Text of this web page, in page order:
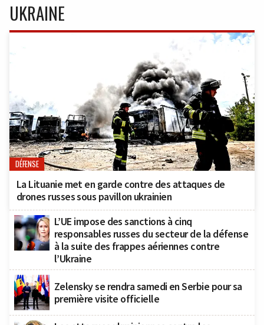
UKRAINE
DÉFENSE
La Lituanie met en garde contre des attaques de
drones russes sous pavillon ukrainien
L’UE impose des sanctions à cinq
responsables russes du secteur de la défense
à la suite des frappes aériennes contre
l’Ukraine
Zelensky se rendra samedi en Serbie pour sa
première visite officielle